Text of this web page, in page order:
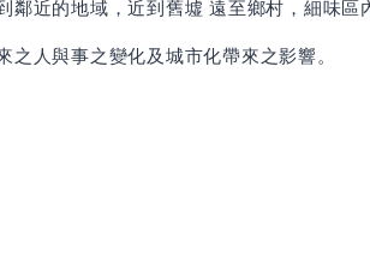
鄰近的地域，近到舊墟 遠至鄉村，細味區
人與事之變化及城市化帶來之影響。